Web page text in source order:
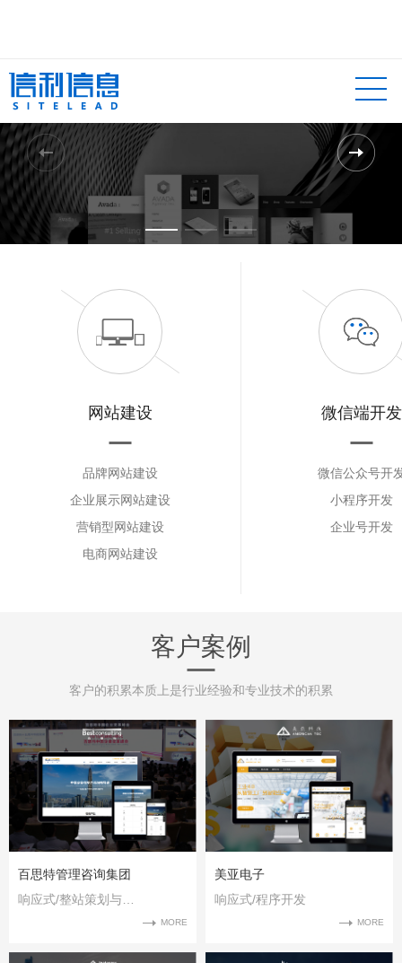
网站建设
品牌网站建设
企业展示网站建设
营销型网站建设
电商网站建设
微信端开发
微信公众号开
小程序开发
企业号开发
客户案例
客户的积累本质上是行业经验和专业技术的积累
百思特管理咨询集团
MORE
美亚电子
响应式/程序开发
MORE